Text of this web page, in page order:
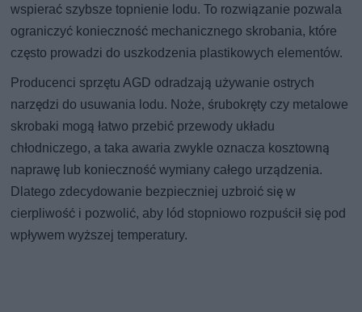
wspierać szybsze topnienie lodu. To rozwiązanie pozwala
ograniczyć konieczność mechanicznego skrobania, które
często prowadzi do uszkodzenia plastikowych elementów.
Producenci sprzętu AGD odradzają używanie ostrych
narzędzi do usuwania lodu. Noże, śrubokręty czy metalowe
skrobaki mogą łatwo przebić przewody układu
chłodniczego, a taka awaria zwykle oznacza kosztowną
naprawę lub konieczność wymiany całego urządzenia.
Dlatego zdecydowanie bezpieczniej uzbroić się w
cierpliwość i pozwolić, aby lód stopniowo rozpuścił się pod
wpływem wyższej temperatury.